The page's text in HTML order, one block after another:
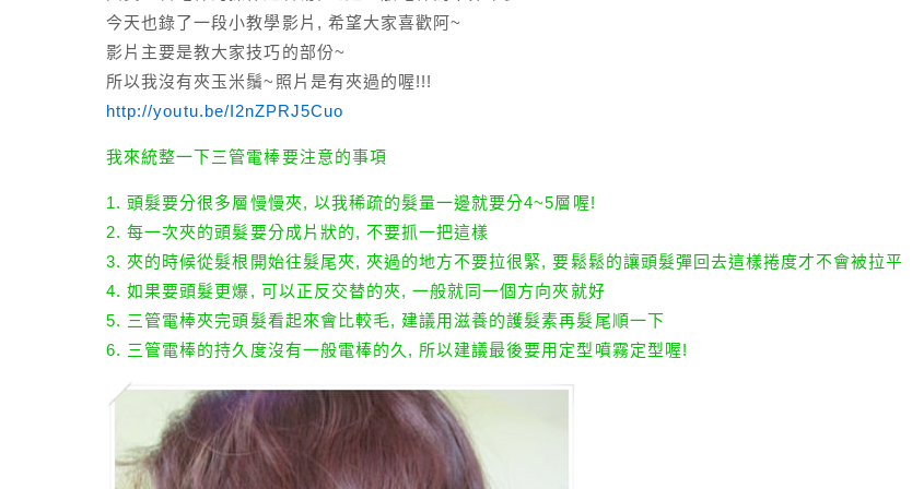
今天也錄了一段小教學影片, 希望大家喜歡阿~
影片主要是教大家技巧的部份~
所以我沒有夾玉米鬚~照片是有夾過的喔!!!
http://youtu.be/I2nZPRJ5Cuo
我來統整一下三管電棒要注意的事項
1. 頭髮要分很多層慢慢夾, 以我稀疏的髮量一邊就要分4~5層喔!
2. 每一次夾的頭髮要分成片狀的, 不要抓一把這樣
3. 夾的時候從髮根開始往髮尾夾, 夾過的地方不要拉很緊, 要鬆鬆的讓頭髮彈回去這樣捲度才不會被拉平
4. 如果要頭髮更爆, 可以正反交替的夾, 一般就同一個方向夾就好
5. 三管電棒夾完頭髮看起來會比較毛, 建議用滋養的護髮素再髮尾順一下
6. 三管電棒的持久度沒有一般電棒的久, 所以建議最後要用定型噴霧定型喔!